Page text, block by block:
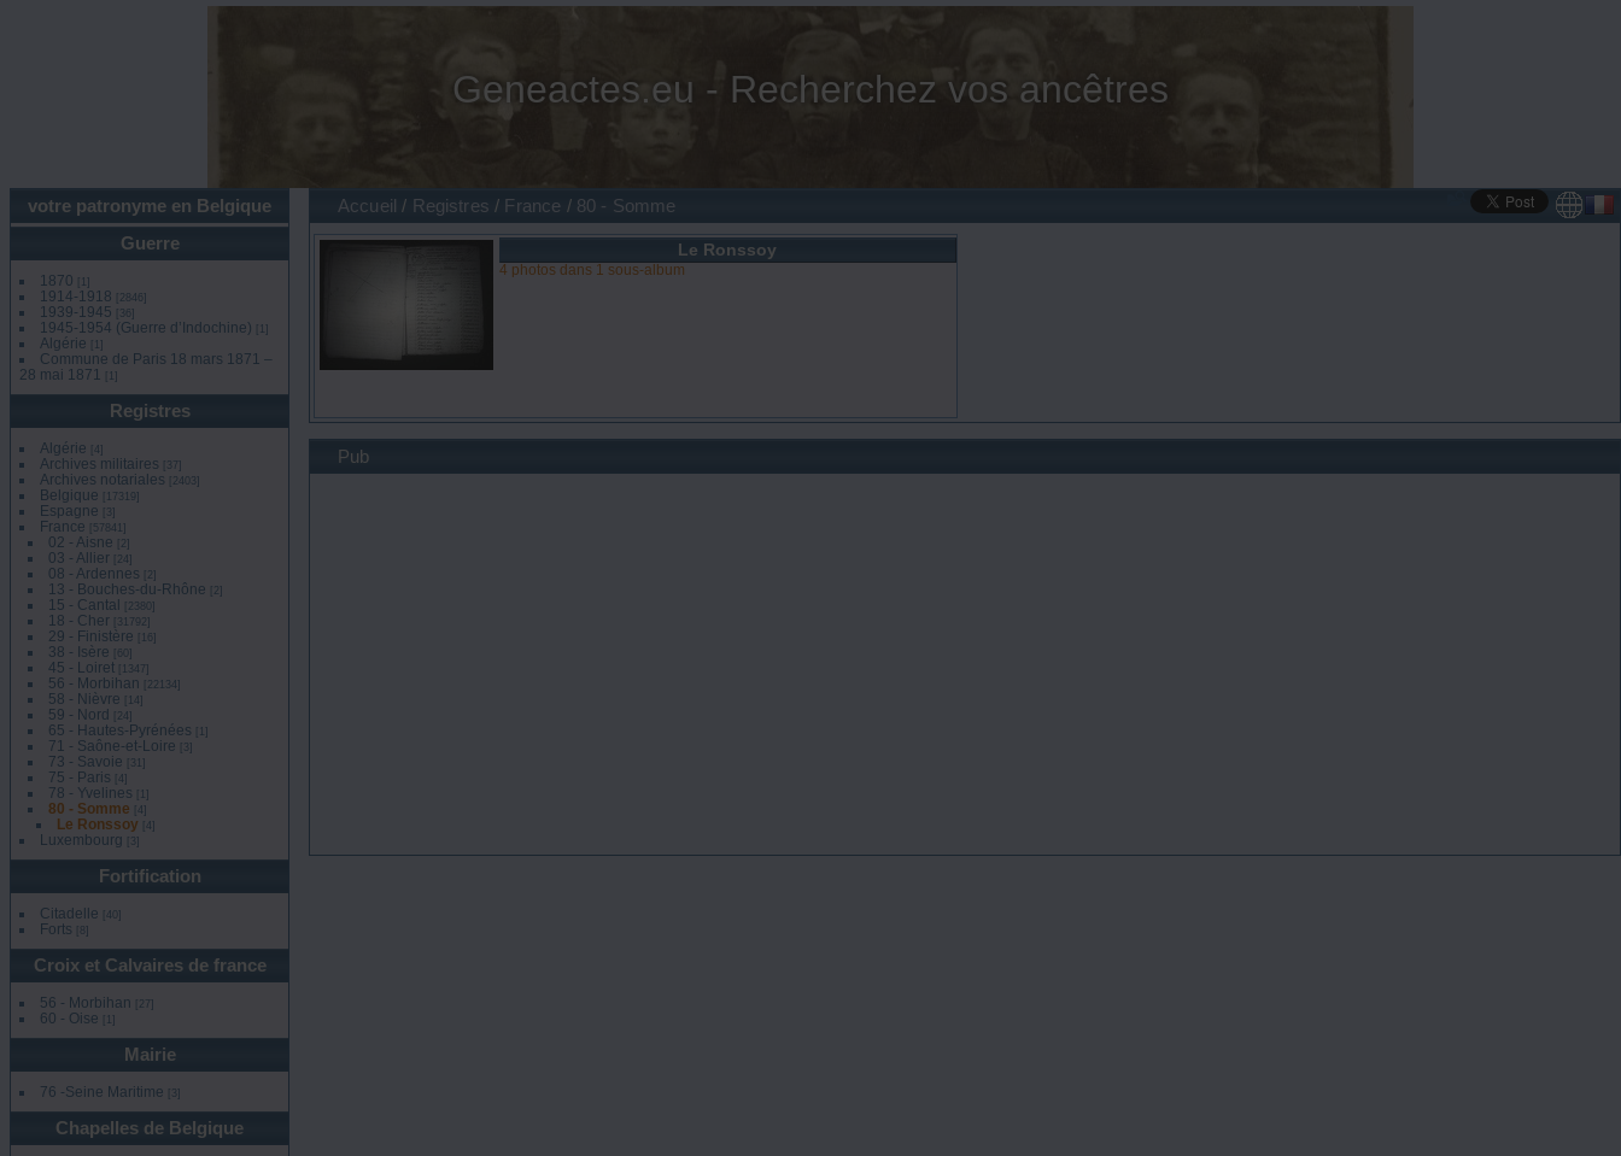
Geneactes.eu - Recherchez vos ancêtres
votre patronyme en Belgique
Guerre
1870 [1]
1914-1918 [2846]
1939-1945 [36]
1945-1954 (Guerre d’Indochine) [1]
Algérie [1]
Commune de Paris 18 mars 1871 –
28 mai 1871
[1]
Registres
Algérie [4]
Archives militaires [37]
Archives notariales [2403]
Belgique [17319]
Espagne [3]
France [57841]
02 - Aisne [2]
03 - Allier [24]
08 - Ardennes [2]
13 - Bouches-du-Rhône [2]
15 - Cantal [2380]
18 - Cher [31792]
29 - Finistère [16]
38 - Isère [60]
45 - Loiret [1347]
56 - Morbihan [22134]
58 - Nièvre [14]
59 - Nord [24]
65 - Hautes-Pyrénées [1]
71 - Saône-et-Loire [3]
73 - Savoie [31]
75 - Paris [4]
78 - Yvelines [1]
80 - Somme [4]
Le Ronssoy [4]
Luxembourg [3]
Fortification
Citadelle [40]
Forts [8]
Croix et Calvaires de france
56 - Morbihan [27]
60 - Oise [1]
Mairie
76 -Seine Maritime [3]
Chapelles de Belgique
Accueil / Registres / France / 80 - Somme
Le Ronssoy
4 photos dans 1 sous-album
Pub